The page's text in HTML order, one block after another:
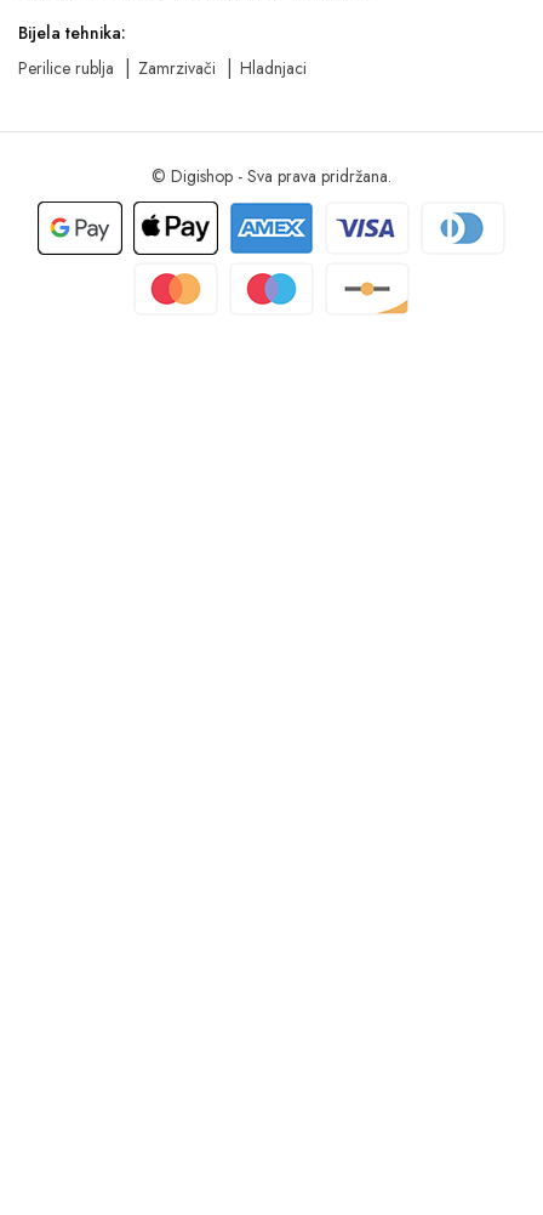
Bijela tehnika:
Perilice rublja
Zamrzivači Hladnjaci
© Digishop - Sva prava pridržana.